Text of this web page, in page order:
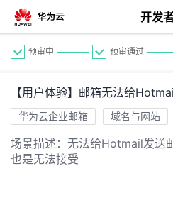
开发
预审中 预审通过
【用户体验】邮箱无法给
华为云企业邮箱 域名与网站
场景描述：无法给Hotmail发送
也是无法接受